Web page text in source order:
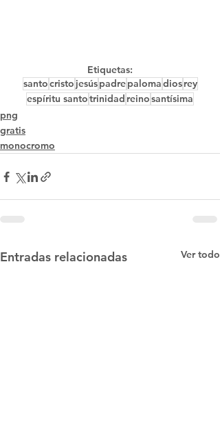
Etiquetas:
santocristo jesúspadrepalomadiosrey
espíritu santotrinidad reinosantísima
png
gratis
monocromo
Entradas relacionadas Ver todo